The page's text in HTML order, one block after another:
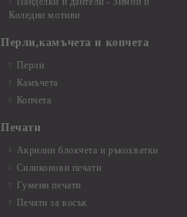
Коледни мотиви
Перли,камъчета и копчета
Перли
Камъчета
Копчета
Печати
Акрилни блокчета и ръкохватки
Силиконови печати
Гумени печати
Печати за восък